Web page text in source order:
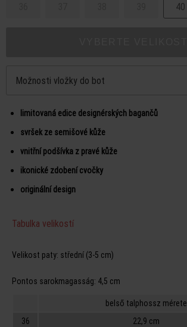
40
Možnosti vložky do bot
limitovaná edice designérských bagančů
svršek ze semišové kůže
vnitřní podšívka z pravé kůže
ikonické zdobení cvočky
originální design
Tabulka velikostí
Velikost paty: střední (3-5 cm)
Pontos sarokmagasság: 4,5 cm
belső talphossz mérete
36
22,9 cm